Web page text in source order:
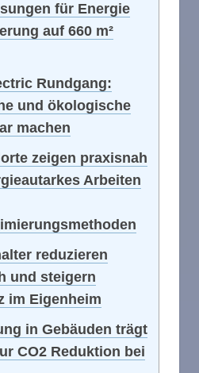
für Energie
auf 660 m²
Rundgang:
und ökologische
machen
zeigen praxisnah
Arbeiten
reduzieren
und steigern
im Eigenheim
in Gebäuden trägt
CO2 Reduktion bei